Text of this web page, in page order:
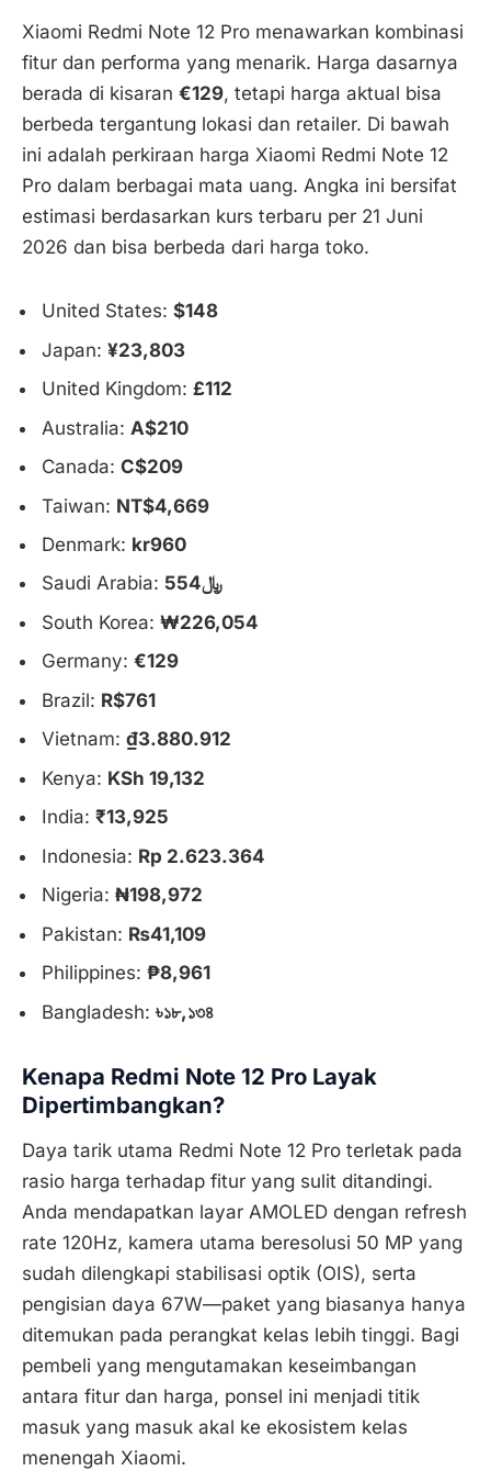
Xiaomi Redmi Note 12 Pro menawarkan kombinasi
fitur dan performa yang menarik. Harga dasarnya
berada di kisaran €129, tetapi harga aktual bisa
berbeda tergantung lokasi dan retailer. Di bawah
ini adalah perkiraan harga Xiaomi Redmi Note 12
Pro dalam berbagai mata uang. Angka ini bersifat
estimasi berdasarkan kurs terbaru per 21 Juni
2026 dan bisa berbeda dari harga toko.
United States: $148
Japan: ¥23,803
United Kingdom: £112
Australia: A$210
Canada: C$209
Taiwan: NT$4,669
Denmark: kr960
Saudi Arabia:
﷼554
South Korea: ₩226,054
Germany: €129
Brazil: R$761
Vietnam: ₫3.880.912
Kenya: KSh 19,132
India: ₹13,925
Indonesia: Rp 2.623.364
Nigeria: ₦198,972
Pakistan: ₨41,109
Philippines: ₱8,961
Bangladesh: ৳১৮,১৩৪
Kenapa Redmi Note 12 Pro Layak
Dipertimbangkan?
Daya tarik utama Redmi Note 12 Pro terletak pada
rasio harga terhadap fitur yang sulit ditandingi.
Anda mendapatkan layar AMOLED dengan refresh
rate 120Hz, kamera utama beresolusi 50 MP yang
sudah dilengkapi stabilisasi optik (OIS), serta
pengisian daya 67W—paket yang biasanya hanya
ditemukan pada perangkat kelas lebih tinggi. Bagi
pembeli yang mengutamakan keseimbangan
antara fitur dan harga, ponsel ini menjadi titik
masuk yang masuk akal ke ekosistem kelas
menengah Xiaomi.